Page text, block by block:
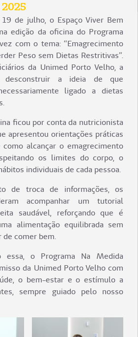
de julho, o Espaço Viver Bem
edição da oficina do Programa
com o tema: “Emagrecimento
Peso sem Dietas Restritivas”.
da Unimed Porto Velho, a
desconstruir a ideia de que
ligado a dietas
ficou por conta da nutricionista
apresentou orientações práticas
alcançar o emagrecimento
os limites do corpo, o
individuais de cada pessoa.
de troca de informações, os
acompanhar um tutorial
saudável, reforçando que é
alimentação equilibrada sem
de comer bem.
essa, o Programa Na Medida
da Unimed Porto Velho com
o bem-estar e o estímulo a
sempre guiado pelo nosso